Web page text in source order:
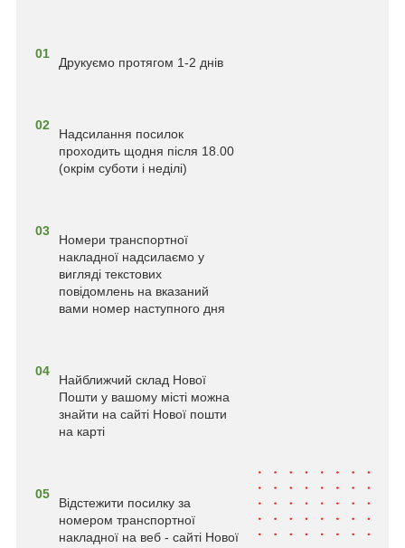
01
Друкуємо протягом 1-2 днів
02
Надсилання посилок
проходить щодня після 18.00
(окрім суботи і неділі)
03
Номери транспортної
накладної надсилаємо у
вигляді текстових
повідомлень на вказаний
вами номер наступного дня
04
Найближчий склад Нової
Пошти у вашому місті можна
знайти на сайті Нової пошти
на карті
05
Відстежити посилку за
номером транспортної
накладної на веб - сайті Нової